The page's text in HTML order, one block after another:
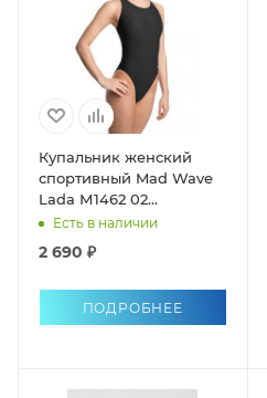
Купальник женский
спортивный Mad Wave
Lada М1462 02
однопредметный
Есть в наличии
2 690 ₽
ПОДРОБНЕЕ